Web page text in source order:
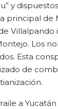
y
principal de
Los
Esta
de
a